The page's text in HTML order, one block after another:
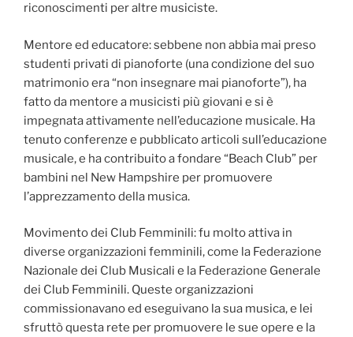
riconoscimenti per altre musiciste.
Mentore ed educatore: sebbene non abbia mai preso
studenti privati di pianoforte (una condizione del suo
matrimonio era “non insegnare mai pianoforte”), ha
fatto da mentore a musicisti più giovani e si è
impegnata attivamente nell’educazione musicale. Ha
tenuto conferenze e pubblicato articoli sull’educazione
musicale, e ha contribuito a fondare “Beach Club” per
bambini nel New Hampshire per promuovere
l’apprezzamento della musica.
Movimento dei Club Femminili: fu molto attiva in
diverse organizzazioni femminili, come la Federazione
Nazionale dei Club Musicali e la Federazione Generale
dei Club Femminili. Queste organizzazioni
commissionavano ed eseguivano la sua musica, e lei
sfruttò questa rete per promuovere le sue opere e la